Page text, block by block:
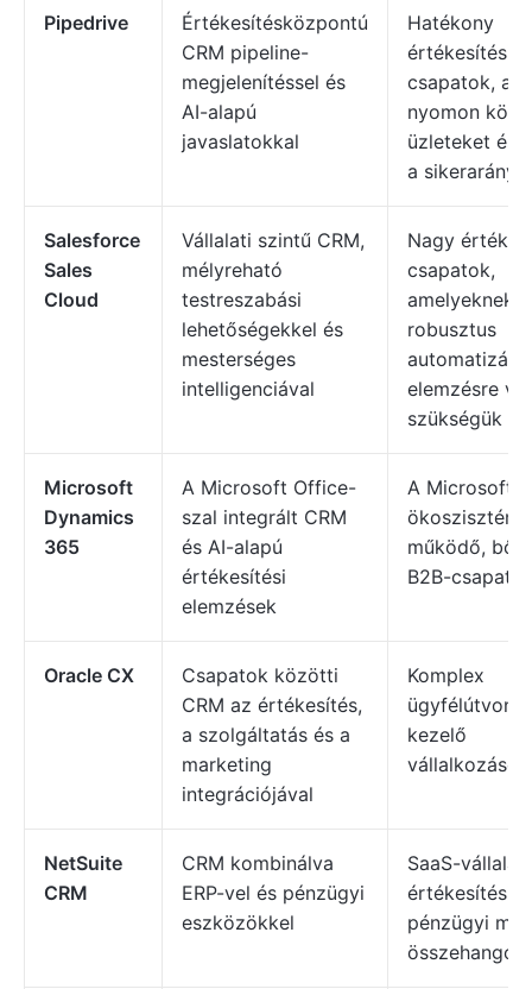
Pipedrive
Értékesítésközpontú
CRM pipeline-
megjelenítéssel és
AI-alapú
javaslatokkal
Hatékony
értékesítési
csapatok,
nyomon
üzleteket és
a sikerarányt
Salesforce
Sales
Cloud
Vállalati szintű CRM,
mélyreható
testreszabási
lehetőségekkel és
mesterséges
intelligenciával
Nagy
csapatok,
amelyeknek
robusztus
elemzésre
szükségük
Microsoft
Dynamics
365
A Microsoft Office-
szal integrált CRM
és AI-alapú
értékesítési
elemzések
A Microsoft
működő,
B2B-
Oracle CX
Csapatok közötti
CRM az értékesítés,
a szolgáltatás és a
marketing
integrációjával
Komplex
kezelő
vállalkozások
NetSuite
CRM
CRM kombinálva
ERP-vel és pénzügyi
eszközökkel
SaaS-
értékesítési
pénzügyi